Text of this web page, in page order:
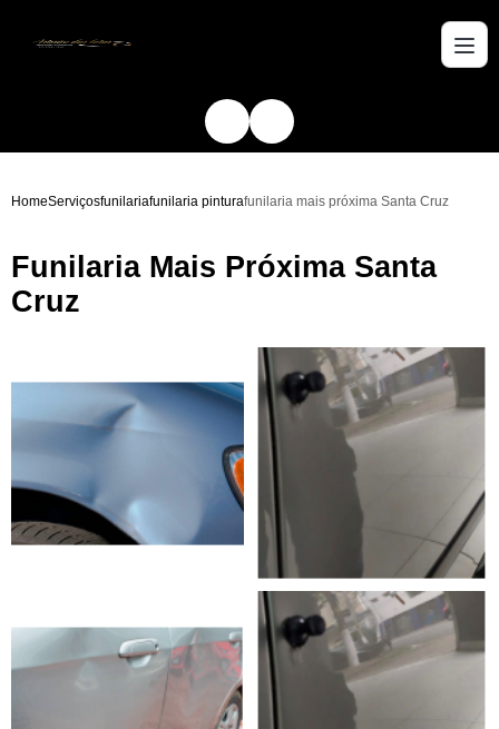
HomeServiçosfunilariafunilaria pinturafunilaria mais próxima Santa Cruz
Funilaria Mais Próxima Santa
Cruz